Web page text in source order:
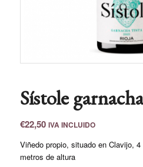
Sístole
€22,50 IVA INCLUIDO
Viñedo propio, situado en Clavijo,
metros de altura